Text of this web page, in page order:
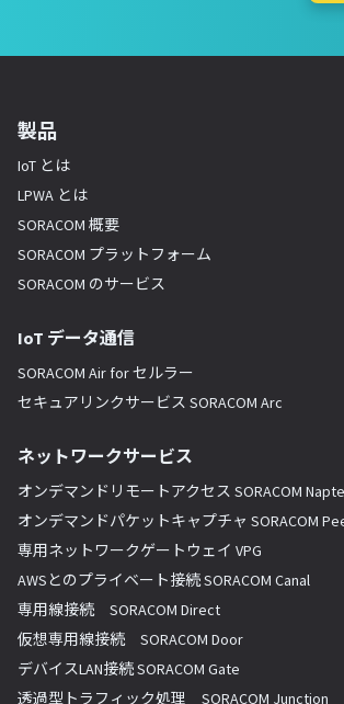
製品
IoT とは
LPWA とは
SORACOM 概要
SORACOM プラットフォーム
SORACOM のサービス
IoT データ通信
SORACOM Air for セルラー
セキュアリンクサービス SORACOM Arc
ネットワークサービス
オンデマンドリモートアクセス SORACOM
オンデマンドパケットキャプチャ SORACOM
専用ネットワークゲートウェイ VPG
AWSとのプライベート接続 SORACOM Canal
専用線接続 SORACOM Direct
仮想専用線接続 SORACOM Door
デバイスLAN接続 SORACOM Gate
透過型トラフィック処理 SORACOM Junction